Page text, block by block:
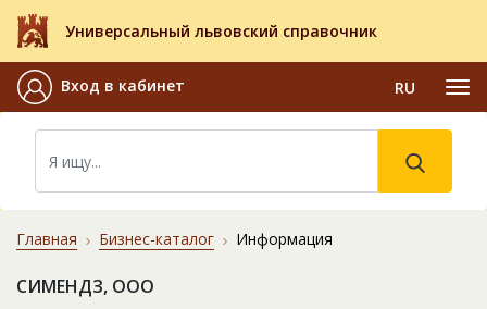
Универсальный львовский справочник
Вход в кабинет RU
Главная Бизнес-каталог Информация
СИМЕНДЗ, ООО